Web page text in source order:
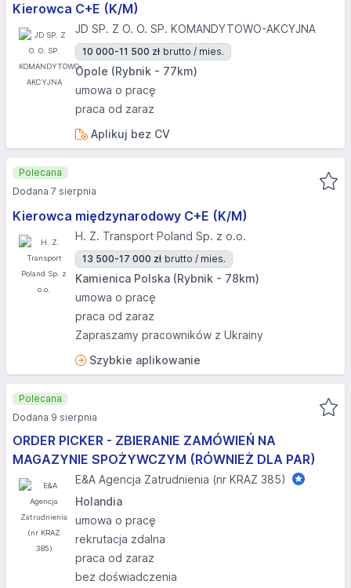
Kierowca C+E (K/M)
JD SP. Z O. O. SP. KOMANDYTOWO-AKCYJNA
10 000-11 500 zł brutto / mies.
Opole (Rybnik - 77km)
umowa o pracę
praca od zaraz
Aplikuj bez CV
Kierowca międzynarodowy C+E (K/M)
H. Z. Transport Poland Sp. z o.o.
13 500-17 000 zł brutto / mies.
Kamienica Polska (Rybnik - 78km)
umowa o pracę
praca od zaraz
Zapraszamy pracowników z Ukrainy
Szybkie aplikowanie
Polecana
Dodana 7 sierpnia
ORDER PICKER - ZBIERANIE ZAMÓWIEŃ NA
MAGAZYNIE SPOŻYWCZYM (RÓWNIEŻ DLA PAR)
E&A Agencja Zatrudnienia (nr KRAZ 385)
Holandia
umowa o pracę
rekrutacja zdalna
praca od zaraz
bez doświadczenia
Polecana
Dodana 9 sierpnia